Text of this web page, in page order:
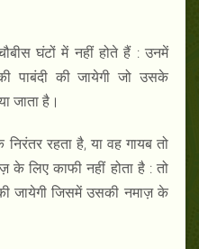
घंटों में नहीं होते हैं : उनमें
पाबंदी की जायेगी जो उसके
जाता है।
रहता है, या वह गायब तो
के लिए काफी नहीं होता है : तो
जायेगी जिसमें उसकी नमाज़ के